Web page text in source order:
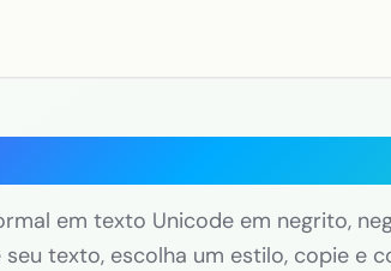
em texto Unicode em negrito,
texto, escolha um estilo, copie e